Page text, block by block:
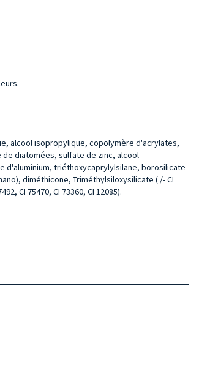
alcool isopropylique, copolymère d'acrylates,
diatomées, sulfate de zinc, alcool
d'aluminium, triéthoxycaprylylsilane, borosilicate
diméthicone, Triméthylsiloxysilicate ( /- CI
CI 75470, CI 73360, CI 12085).